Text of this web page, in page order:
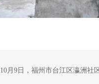
10月9日，福州市台江区瀛洲社